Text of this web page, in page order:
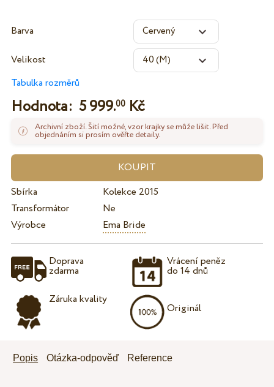
Barva
Velikost
Tabulka rozměrů
Hodnota: 5 999.00Kč
Archivní zboží. Šití možné, vzor krajky se může lišit. Před
objednáním si prosím ověřte detaily.
Sbírka
Kolekce 2015
Transformátor
Ne
Výrobce
Ema Bride
Doprava
zdarma
Záruka kvality
Vrácení peněz
do 14 dnů
Originál
Popis Otázka-odpověď Reference